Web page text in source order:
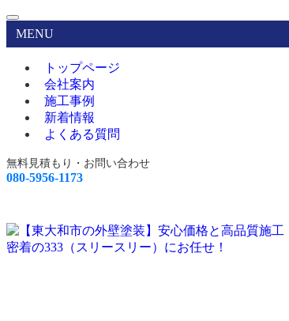
MENU
トップページ
会社案内
施工事例
新着情報
よくある質問
無料見積もり・お問い合わせ
080-5956-1173